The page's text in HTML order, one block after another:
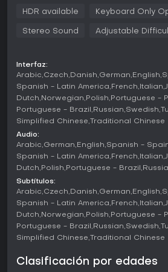
funciones sociales vía Club
distintos modos. Las compras
los partidos.
Modos de juego
EA SPORTS FC 25 propone varios
distintos estilos de juego. Rush
formato 5v5, con acción trepidante
duelos rápidos e intensos. Este modo
existentes y aporta una visión fresca
fútbol.
opciones de carrera en las que
recompensas ligadas al rendimiento
lealtad como Club Membership que
todas estas experiencias.
Current Updates and Seasons
HDR available Keyboard Only
Stereo Sound Adjustable
Interfaz:
Arabic Czech Danish German English
Spanish - Latin America French Italian
Dutch Norwegian Polish Portuguese -
Portuguese - Brazil
Russian Swedish
Simplified Chinese
Traditional Chinese
Audio:
Arabic German English Spanish -
Spanish - Latin America French Italian
Dutch Polish Portuguese - Brazil
Subtítulos:
Arabic Czech Danish German English
Spanish - Latin America French Italian
Dutch Norwegian Polish Portuguese -
Portuguese - Brazil
Russian Swedish
Simplified Chinese
Traditional Chinese
Clasificación por edades